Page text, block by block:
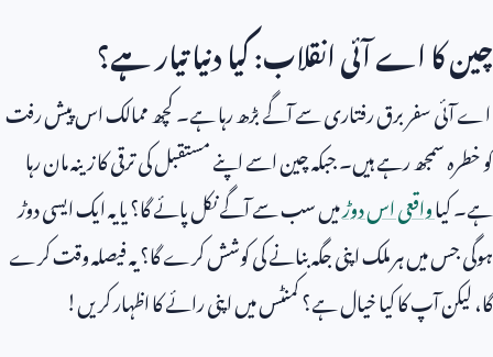
چین کا اے آئی انقلاب: کیا دنیا تیار ہے؟
اے آئی سفر برق رفتاری سے آگے بڑھ رہا ہے۔ کچھ ممالک اس پیش رفت
کو خطرہ سمجھ رہے ہیں۔ جبکہ چین اسے اپنے مستقبل کی ترقی کا زینہ مان رہا
ہے۔ کیاواقعی اس دوڑمیں سب سے آگے نکل پائے گا؟ یا یہ ایک ایسی دوڑ
ہوگی جس میں ہر ملک اپنی جگہ بنانے کی کوشش کرے گا؟ یہ فیصلہ وقت کرے
گا، لیکن آپ کا کیا خیال ہے؟ کمنٹس میں اپنی رائے کا اظہار کریں!